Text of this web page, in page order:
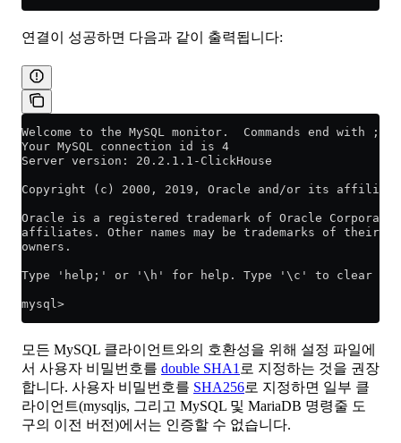
연결이 성공하면 다음과 같이 출력됩니다:
Welcome to the MySQL monitor.  Commands end with ;
Your MySQL connection id is 4
Server version: 20.2.1.1-ClickHouse
Copyright (c) 2000, 2019, Oracle and/or its
Oracle is a registered trademark of Oracle
affiliates. Other names may be trademarks of their
owners.
Type 'help;' or '\h' for help. Type '\c' to clear the
mysql>
모든 MySQL 클라이언트와의 호환성을 위해 설정 파일에
서 사용자 비밀번호를 double SHA1 로 지정하는 것을 권장
합니다. 사용자 비밀번호를 SHA256로 지정하면 일부 클
라이언트(mysqljs, 그리고 MySQL 및 MariaDB 명령줄 도
구의 이전 버전)에서는 인증할 수 없습니다.